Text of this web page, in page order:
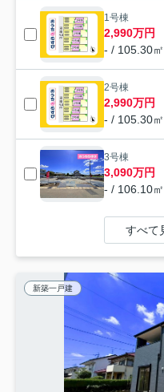
1号棟
2,990万円
- / 105.30
2号棟
2,990万円
- / 105.30
3号棟
3,090万円
- / 106.10
すべて
新築一戸建